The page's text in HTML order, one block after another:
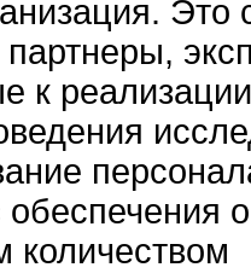
Это
партнеры,
к
обеспечения
количеством